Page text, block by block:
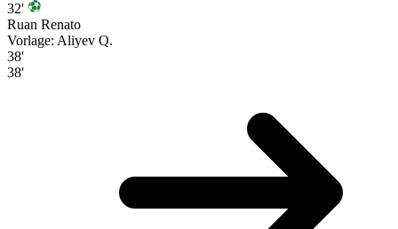
32'
Ruan Renato
Vorlage: Aliyev Q.
38'
38'